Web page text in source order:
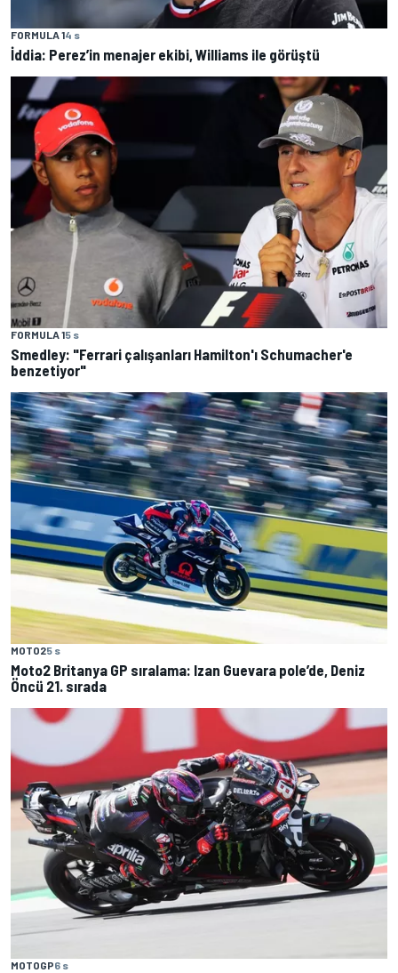
FORMULA 14 s
İddia: Perez’in menajer ekibi, Williams ile görüştü
FORMULA 15 s
Smedley: "Ferrari çalışanları Hamilton'ı Schumacher'e
benzetiyor"
MOTO25 s
Moto2 Britanya GP sıralama: Izan Guevara pole’de, Deniz
Öncü 21. sırada
MOTOGP6 s